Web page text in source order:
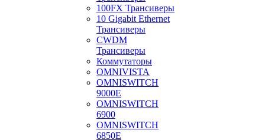
100FX Трансиверы
10 Gigabit Ethernet
Трансиверы
CWDM
Трансиверы
Коммутаторы
OMNIVISTA
OMNISWITCH
9000E
OMNISWITCH
6900
OMNISWITCH
6850E